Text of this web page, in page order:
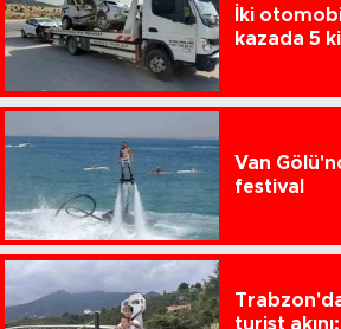
İki
kazada 5
Van
festival
turist